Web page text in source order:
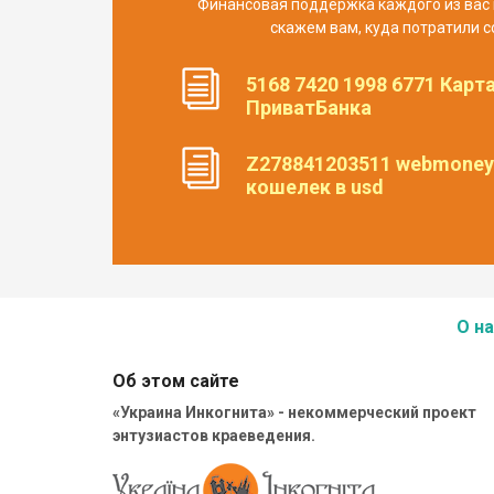
Финансовая поддержка каждого из
скажем вам, куда потратили
5168 7420 1998 6771
ПриватБанка
Z278841203511
кошелек в usd
О
Об этом сайте
«Украина Инкогнита» - некоммерческий проект
энтузиастов краеведения.